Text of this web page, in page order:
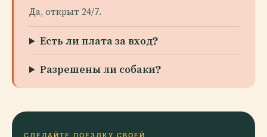
Да, открыт 24/7.
Есть ли плата за вход?
Разрешены ли собаки?
СДЕЛАЙТЕ ПОЕЗДКУ СВОЕЙ